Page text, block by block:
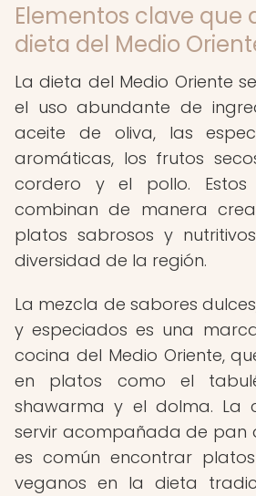
Elementos clave que
dieta del Medio
La dieta del Medio Oriente
el uso abundante de
aceite de oliva, las
aromáticas, los frutos
cordero y el pollo. Estos
combinan de manera
platos sabrosos y
diversidad de la región.
La mezcla de sabores
y especiados es una
cocina del Medio Oriente,
en platos como el
shawarma y el dolma. La
servir acompañada de pan
es común encontrar
veganos en la dieta